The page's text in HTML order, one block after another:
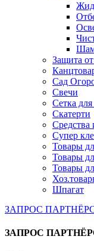
Защита
Сад
Свечи
Сетка
Скатерти
Средства
Супер
Товары
Товары
Товары
Шпагат
ЗАПРОС
ЗАПРОС